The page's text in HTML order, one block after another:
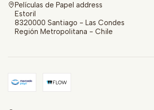
Películas de Papel address
Estoril
8320000 Santiago - Las Condes
Región Metropolitana - Chile